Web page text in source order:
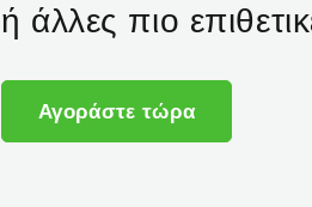
ή άλλες πιο
Αγοράστε τώρα